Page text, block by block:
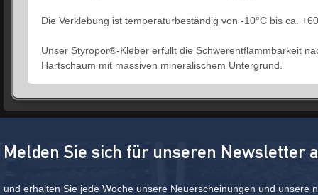
Die Verklebung ist temperaturbeständig von -10°C bis ca.
Unser Styropor®-Kleber erfüllt die Schwerentflammbarkeit
Hartschaum mit massiven mineralischem Untergrund.
Melden Sie sich für unseren Newsletter
und erhalten Sie jede Woche unsere Neuerscheinungen und unsere